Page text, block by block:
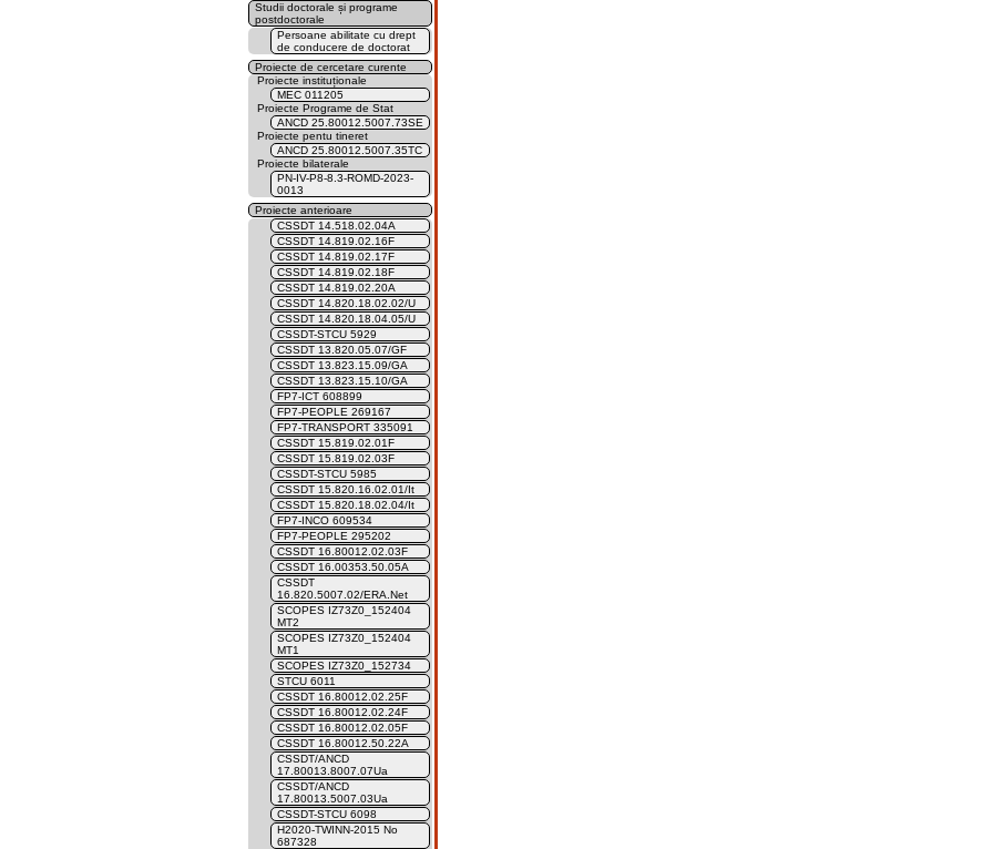
Studii doctorale și programe
postdoctorale
Persoane abilitate cu drept
de conducere de doctorat
Proiecte de cercetare curente
Proiecte instituționale
MEC 011205
Proiecte Programe de Stat
ANCD 25.80012.5007.73SE
Proiecte pentu tineret
ANCD 25.80012.5007.35TC
Proiecte bilaterale
PN-IV-P8-8.3-ROMD-2023-
0013
Proiecte anterioare
CSSDT 14.518.02.04A
CSSDT 14.819.02.16F
CSSDT 14.819.02.17F
CSSDT 14.819.02.18F
CSSDT 14.819.02.20A
CSSDT 14.820.18.02.02/U
CSSDT 14.820.18.04.05/U
CSSDT-STCU 5929
CSSDT 13.820.05.07/GF
CSSDT 13.823.15.09/GA
CSSDT 13.823.15.10/GA
FP7-ICT 608899
FP7-PEOPLE 269167
FP7-TRANSPORT 335091
CSSDT 15.819.02.01F
CSSDT 15.819.02.03F
CSSDT-STCU 5985
CSSDT 15.820.16.02.01/It
CSSDT 15.820.18.02.04/It
FP7-INCO 609534
FP7-PEOPLE 295202
CSSDT 16.80012.02.03F
CSSDT 16.00353.50.05A
CSSDT
16.820.5007.02/ERA.Net
SCOPES IZ73Z0_152404
MT2
SCOPES IZ73Z0_152404
MT1
SCOPES IZ73Z0_152734
STCU 6011
CSSDT 16.80012.02.25F
CSSDT 16.80012.02.24F
CSSDT 16.80012.02.05F
CSSDT 16.80012.50.22A
CSSDT/ANCD
17.80013.8007.07Ua
CSSDT/ANCD
17.80013.5007.03Ua
CSSDT-STCU 6098
H2020-TWINN-2015 No
687328